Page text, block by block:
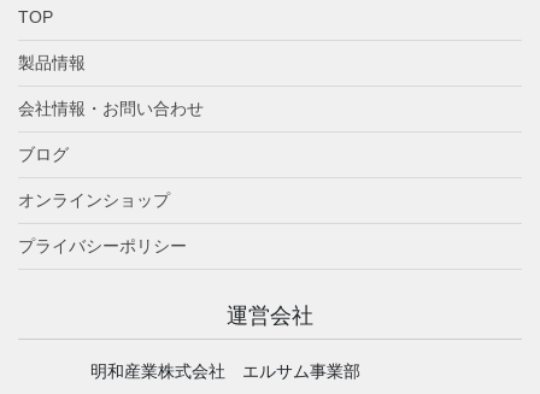
TOP
製品情報
会社情報・お問い合わせ
ブログ
オンラインショップ
プライバシーポリシー
運営会社
明和産業株式会社 エルサム事業部